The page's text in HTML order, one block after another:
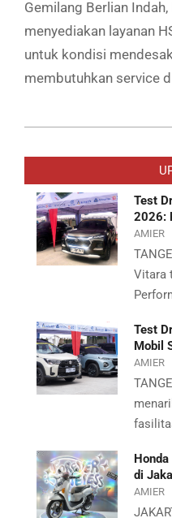
Gemilang Berlian
menyediakan layanan
untuk kondisi
membutuhkan service
07-
Test
2026:
AMIER
Vitara
Test
Mobil
AMIER
di
AMIER